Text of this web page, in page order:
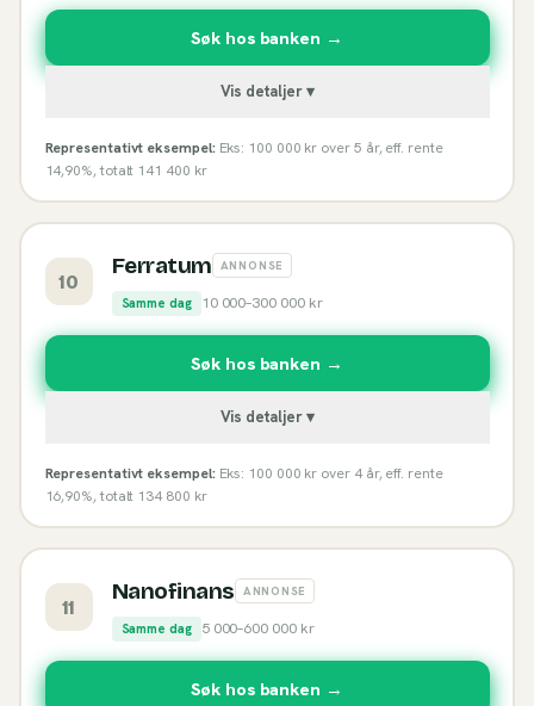
Søk hos banken →
Vis detaljer ▾
Representativt eksempel: Eks: 100 000 kr over 5 år, eff. rente
14,90%, totalt 141 400 kr
10
Ferratum ANNONSE
Samme dag 10 000–300 000kr
Søk hos banken →
Vis detaljer ▾
Representativt eksempel: Eks: 100 000 kr over 4 år, eff. rente
16,90%, totalt 134 800 kr
11
Nanofinans ANNONSE
Samme dag 5 000–600 000kr
Søk hos banken →